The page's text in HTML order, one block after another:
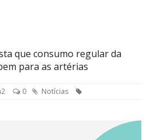
que consumo regular da
para as artérias
0 Notícias